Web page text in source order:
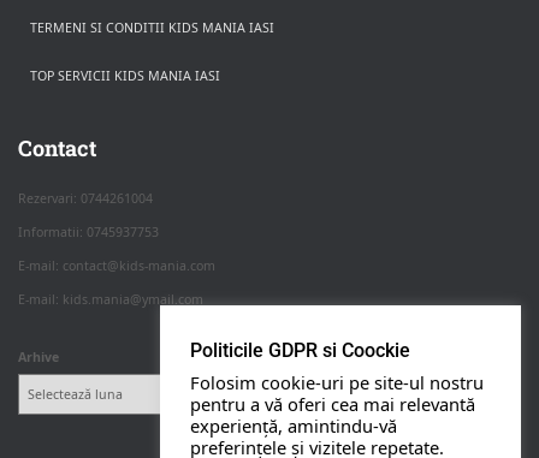
TERMENI SI CONDITII KIDS MANIA IASI
TOP SERVICII KIDS MANIA IASI
Contact
Rezervari: 0744261004
Informatii: 0745937753
E-mail: contact@kids-mania.com
E-mail: kids.mania@ymail.com
Arhive Politicile GDPR si Coockie
Folosim cookie-uri pe site-ul nostru
pentru a vă oferi cea mai relevantă
experiență, amintindu-vă
preferințele și vizitele repetate.
Apasa pe o categorie ca sa vezi serviciile.
PETRECERI COPII
NUNTA